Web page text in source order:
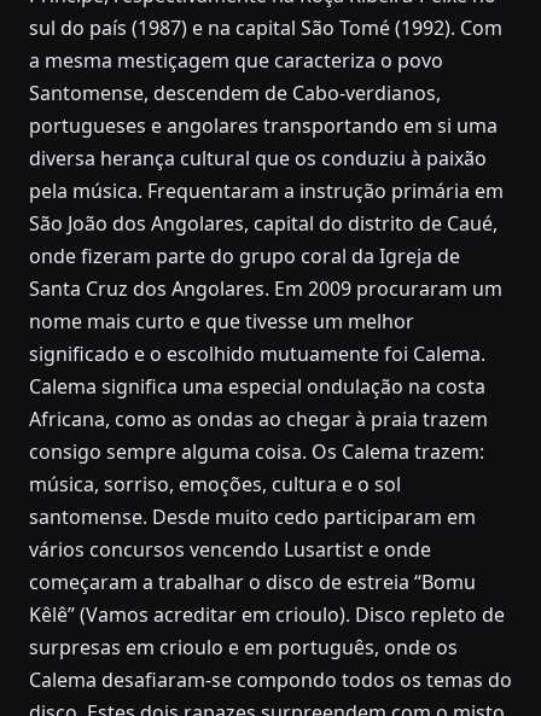
sul do país (1987) e na capital São Tomé (1992). Com
a mesma mestiçagem que caracteriza o povo
Santomense, descendem de Cabo-verdianos,
portugueses e angolares transportando em si uma
diversa herança cultural que os conduziu à paixão
pela música. Frequentaram a instrução primária em
São João dos Angolares, capital do distrito de Caué,
onde fizeram parte do grupo coral da Igreja de
Santa Cruz dos Angolares. Em 2009 procuraram um
nome mais curto e que tivesse um melhor
significado e o escolhido mutuamente foi Calema.
Calema significa uma especial ondulação na costa
Africana, como as ondas ao chegar à praia trazem
consigo sempre alguma coisa. Os Calema trazem:
música, sorriso, emoções, cultura e o sol
santomense. Desde muito cedo participaram em
vários concursos vencendo Lusartist e onde
começaram a trabalhar o disco de estreia “Bomu
Kêlê” (Vamos acreditar em crioulo). Disco repleto de
surpresas em crioulo e em português, onde os
Calema desafiaram-se compondo todos os temas do